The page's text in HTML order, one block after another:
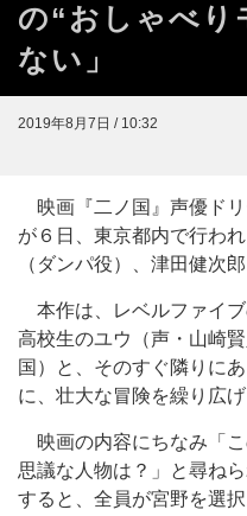
の“おしゃべり
ない」
2019年8月7日 / 10:32
映画『二ノ国』声優ドリ
が６日、東京都内で行わ
（ダンパ役）、津田健次
本作は、レベルファイブ
高校生のユウ（声・山崎
国）と、そのすぐ隣りに
に、壮大な冒険を繰り広げ
映画の内容にちなみ「
思議な人物は？」と尋ね
すると、全員が宮野を選